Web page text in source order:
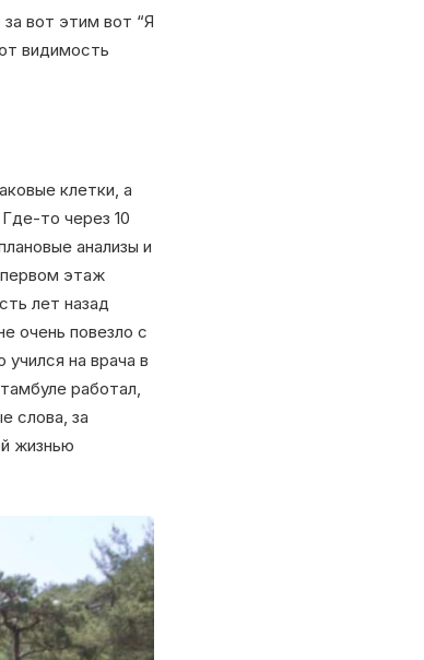
вот этим вот “Я
видимость
клетки, а
то через 10
анализы и
этаж
лет назад
очень повезло с
на врача в
работал,
слова, за
жизнью